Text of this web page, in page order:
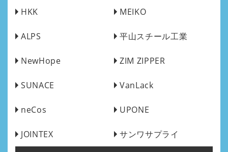
HKK MEIKO
ALPS 平山スチール工業
NewHope ZIM ZIPPER
SUNACE VanLack
neCos UPONE
JOINTEX サンワサプライ